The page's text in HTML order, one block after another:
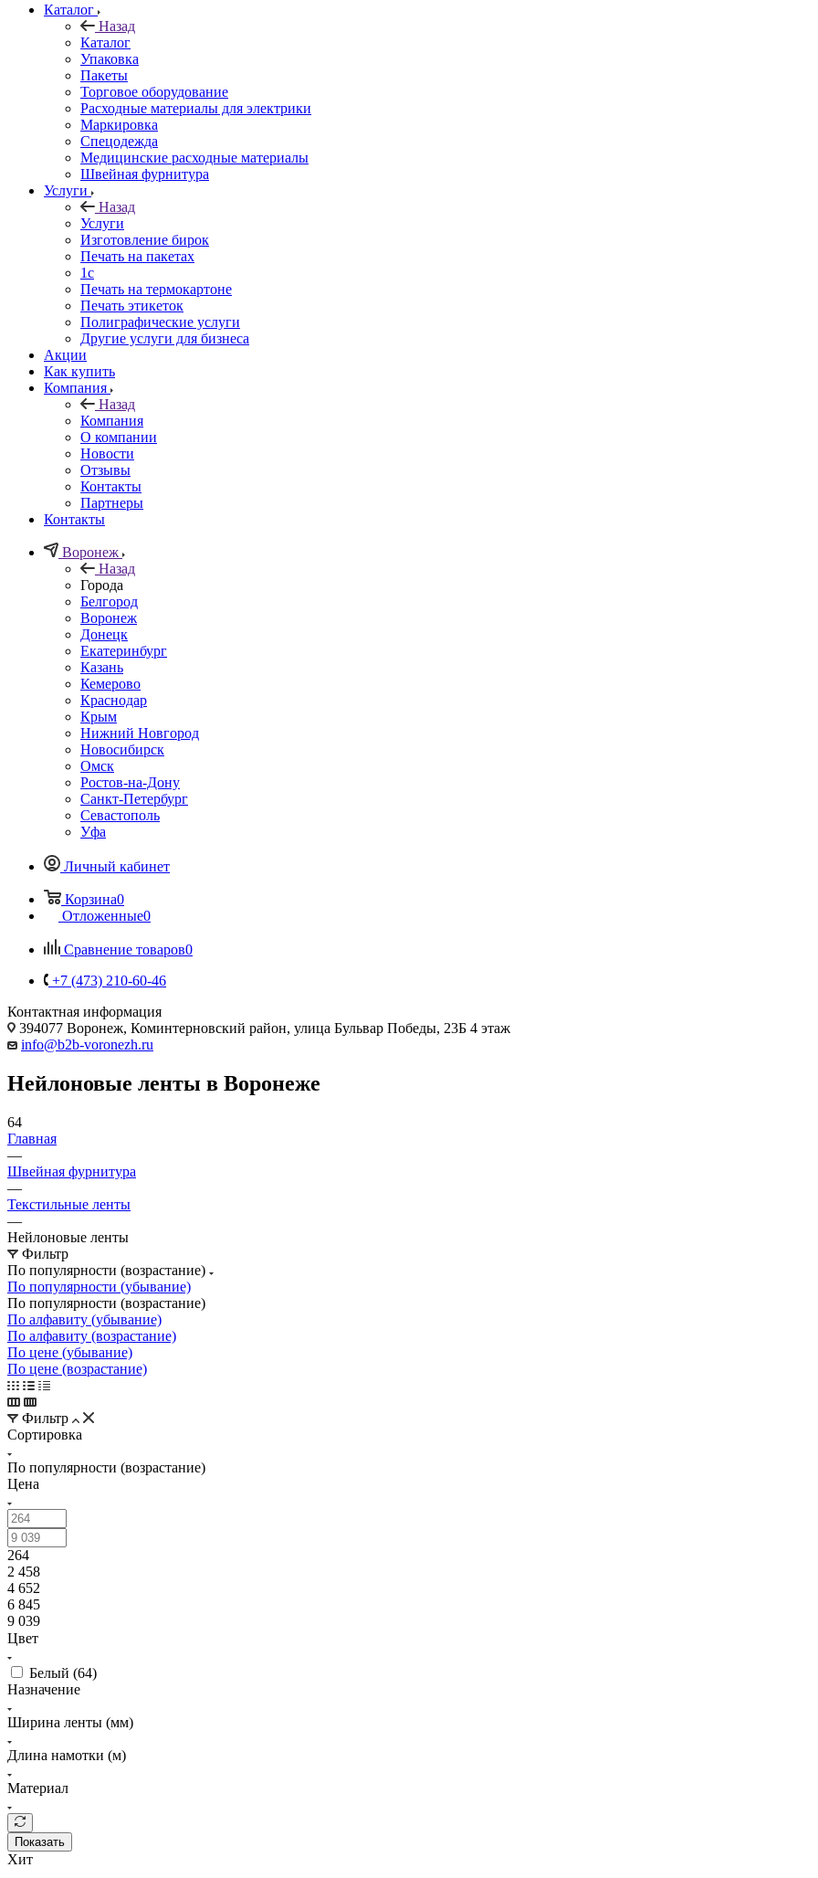
Каталог
Назад
Каталог
Упаковка
Пакеты
Торговое оборудование
Расходные материалы для электрики
Маркировка
Спецодежда
Медицинские расходные материалы
Швейная фурнитура
Услуги
Назад
Услуги
Изготовление бирок
Печать на пакетах
1c
Печать на термокартоне
Печать этикеток
Полиграфические услуги
Другие услуги для бизнеса
Акции
Как купить
Компания
Назад
Компания
О компании
Новости
Отзывы
Контакты
Партнеры
Контакты
Воронеж
Назад
Города
Белгород
Воронеж
Донецк
Екатеринбург
Казань
Кемерово
Краснодар
Крым
Нижний Новгород
Новосибирск
Омск
Ростов-на-Дону
Санкт-Петербург
Севастополь
Уфа
Личный кабинет
Корзина0
Отложенные0
Сравнение товаров0
+7 (473) 210-60-46
Контактная информация
394077 Воронеж, Коминтерновский район, улица Бульвар Победы, 23Б​ 4 этаж
info@b2b-voronezh.ru
Нейлоновые ленты в Воронеже
64
Главная
—
Швейная фурнитура
—
Текстильные ленты
—
Нейлоновые ленты
Фильтр
По популярности (возрастание)
По популярности (убывание)
По популярности (возрастание)
По алфавиту (убывание)
По алфавиту (возрастание)
По цене (убывание)
По цене (возрастание)
Фильтр
Сортировка
По популярности (возрастание)
Цена
264
2 458
4 652
6 845
9 039
Цвет
Белый (64)
Назначение
Ширина ленты (мм)
Длина намотки (м)
Материал
Показать
Хит